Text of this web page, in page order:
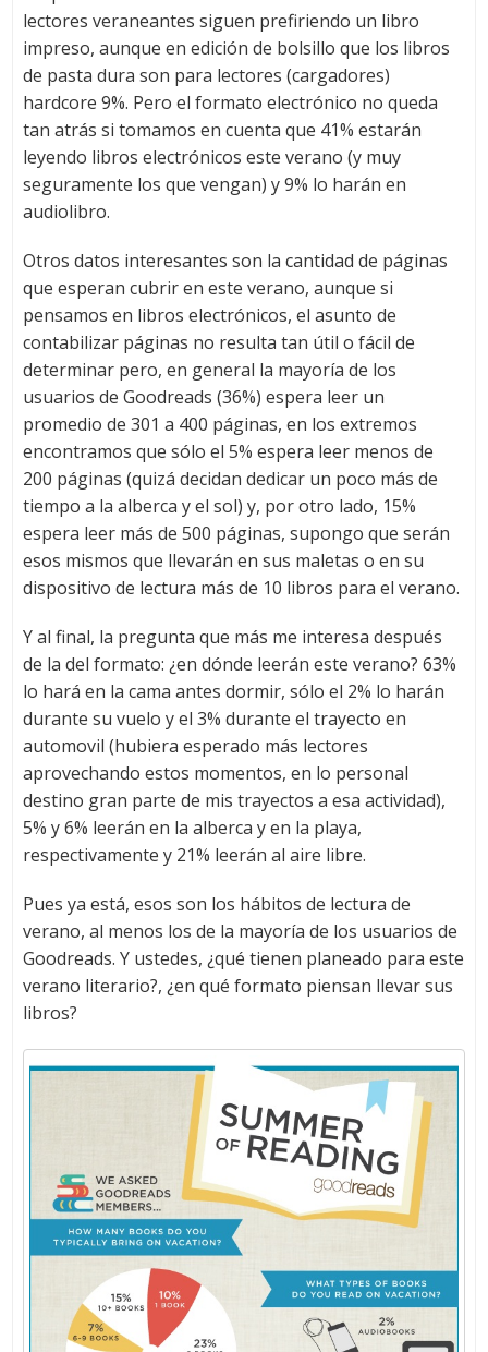
lectores veraneantes siguen prefiriendo un libro
impreso, aunque en edición de bolsillo que los libros
de pasta dura son para lectores (cargadores)
hardcore 9%. Pero el formato electrónico no queda
tan atrás si tomamos en cuenta que 41% estarán
leyendo libros electrónicos este verano (y muy
seguramente los que vengan) y 9% lo harán en
audiolibro.
Otros datos interesantes son la cantidad de páginas
que esperan cubrir en este verano, aunque si
pensamos en libros electrónicos, el asunto de
contabilizar páginas no resulta tan útil o fácil de
determinar pero, en general la mayoría de los
usuarios de Goodreads (36%) espera leer un
promedio de 301 a 400 páginas, en los extremos
encontramos que sólo el 5% espera leer menos de
200 páginas (quizá decidan dedicar un poco más de
tiempo a la alberca y el sol) y, por otro lado, 15%
espera leer más de 500 páginas, supongo que serán
esos mismos que llevarán en sus maletas o en su
dispositivo de lectura más de 10 libros para el verano.
Y al final, la pregunta que más me interesa después
de la del formato: ¿en dónde leerán este verano? 63%
lo hará en la cama antes dormir, sólo el 2% lo harán
durante su vuelo y el 3% durante el trayecto en
automovil (hubiera esperado más lectores
aprovechando estos momentos, en lo personal
destino gran parte de mis trayectos a esa actividad),
5% y 6% leerán en la alberca y en la playa,
respectivamente y 21% leerán al aire libre.
Pues ya está, esos son los hábitos de lectura de
verano, al menos los de la mayoría de los usuarios de
Goodreads. Y ustedes, ¿qué tienen planeado para este
verano literario?, ¿en qué formato piensan llevar sus
libros?